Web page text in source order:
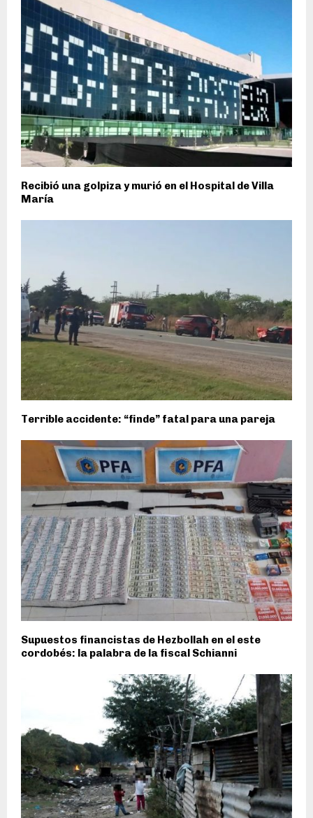
Recibió una golpiza y murió en el Hospital de Villa
María
Terrible accidente: “finde” fatal para una pareja
Supuestos financistas de Hezbollah en el este
cordobés: la palabra de la fiscal Schianni